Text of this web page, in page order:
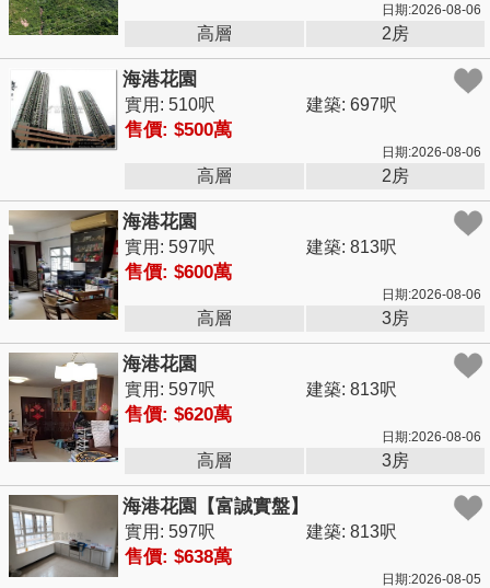
日期:2026-08-06
高層 2房
海港花園
實用: 510呎 建築: 697呎
售價: $500萬
日期:2026-08-06
高層 2房
海港花園
實用: 597呎 建築: 813呎
售價: $600萬
日期:2026-08-06
高層 3房
海港花園
實用: 597呎 建築: 813呎
售價: $620萬
日期:2026-08-06
高層 3房
海港花園【富誠實盤】
實用: 597呎 建築: 813呎
售價: $638萬
日期:2026-08-05